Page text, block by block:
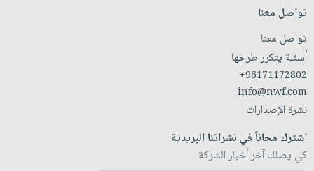
تواصل معنا
تواصل معنا
أسئلة يتكرر طرحها
+96171172802
info@nwf.com
نشرة الإصدارات
اشترك مجاناً في نشراتنا البريدية
كي يصلك آخر أخبار الشركة